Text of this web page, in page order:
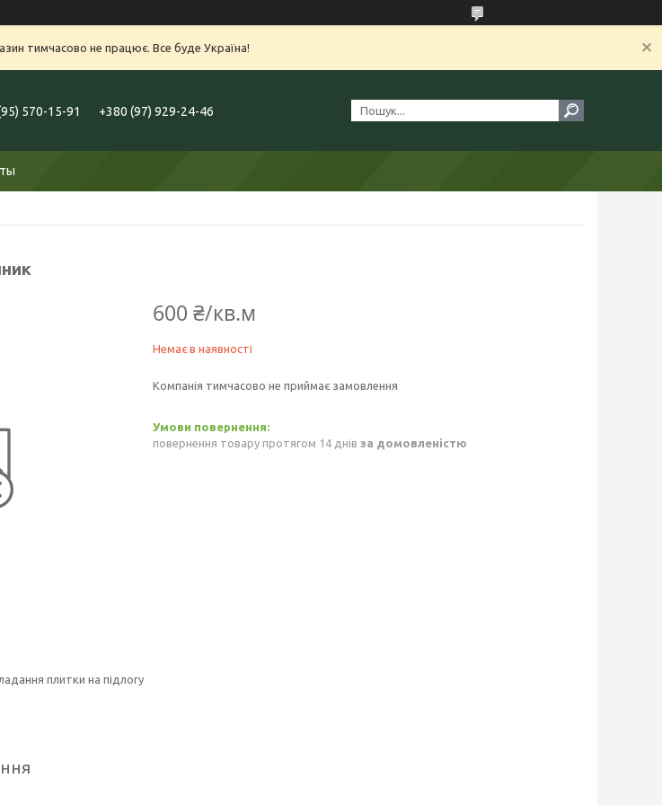
тимчасово не працює. Все буде Україна!
570-15-91 +380 (97) 929-24-46
600 ₴/кв.м
Немає в наявності
Компанія тимчасово не приймає замовлення
повернення товару протягом 14 днів за домовленістю
плитки на підлогу